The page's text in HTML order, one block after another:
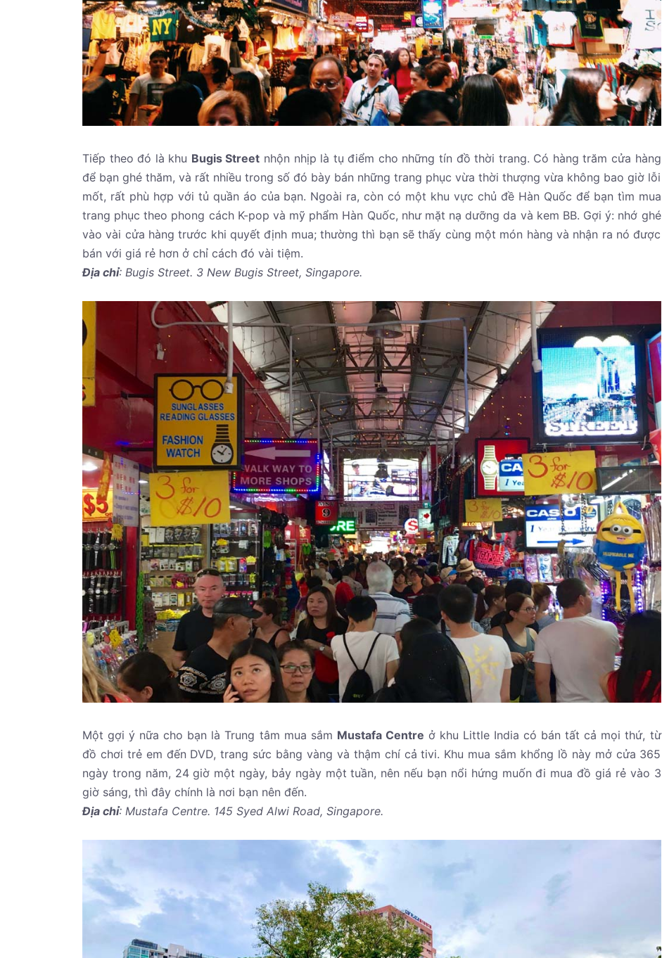
Tiếp theo đó là khu Bugis Street nhộn nhịp là tụ điểm cho những tín đồ thời trang. Có hàng trăm cửa hàng
để bạn ghé thăm, và rất nhiều trong số đó bày bán những trang phục vừa thời thượng vừa không bao giờ lỗi
mốt, rất phù hợp với tủ quần áo của bạn. Ngoài ra, còn có một khu vực chủ đề Hàn Quốc để bạn tìm mua
trang phục theo phong cách K-pop và mỹ phẩm Hàn Quốc, như mặt nạ dưỡng da và kem BB. Gợi ý: nhớ ghé
vào vài cửa hàng trước khi quyết định mua; thường thì bạn sẽ thấy cùng một món hàng và nhận ra nó được
bán với giá rẻ hơn ở chỉ cách đó vài tiệm.
Địa chỉ: Bugis Street. 3 New Bugis Street, Singapore.
Một gợi ý nữa cho bạn là Trung tâm mua sắm Mustafa Centre ở khu Little India có bán tất cả mọi thứ, từ
đồ chơi trẻ em đến DVD, trang sức bằng vàng và thậm chí cả tivi. Khu mua sắm khổng lồ này mở cửa 365
ngày trong năm, 24 giờ một ngày, bảy ngày một tuần, nên nếu bạn nổi hứng muốn đi mua đồ giá rẻ vào 3
giờ sáng, thì đây chính là nơi bạn nên đến.
Địa chỉ: Mustafa Centre. 145 Syed Alwi Road, Singapore.